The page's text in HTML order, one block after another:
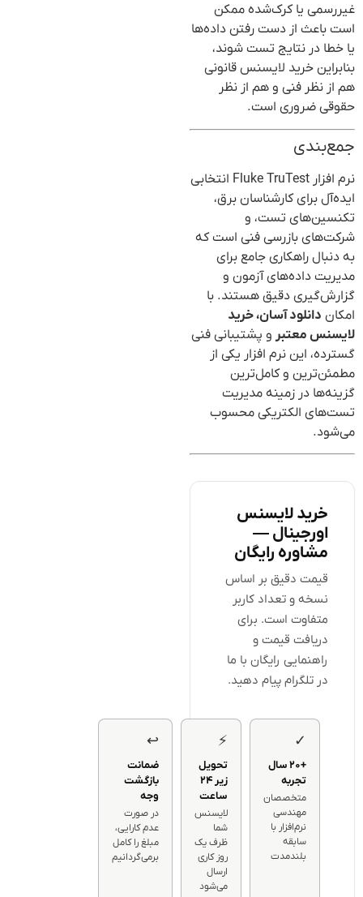
غیررسمی یا کرک‌شده ممکن
است باعث از دست رفتن داده‌ها
یا خطا در نتایج تست شوند،
بنابراین خرید لایسنس قانونی
هم از نظر فنی و هم از نظر
حقوقی ضروری است.
جمع‌بندی
نرم افزار Fluke TruTest انتخابی
ایده‌آل برای کارشناسان برق،
تکنسین‌های تست، و
شرکت‌های بازرسی فنی است که
به دنبال راهکاری جامع برای
مدیریت داده‌های آزمون و
گزارش‌گیری دقیق هستند. با
امکان دانلود آسان، خرید
لایسنس معتبر و پشتیبانی فنی
گسترده، این نرم افزار یکی از
مطمئن‌ترین و کامل‌ترین
گزینه‌ها در زمینه مدیریت
تست‌های الکتریکی محسوب
می‌شود.
خرید لایسنس
اورجینال —
مشاوره رایگان
قیمت دقیق بر اساس
نسخه و تعداد کاربر
متفاوت است. برای
دریافت قیمت و
راهنمایی رایگان با ما
در تلگرام پیام دهید.
✓
+۲۰ سال
تجربه
متخصصان
مهندسی
نرم‌افزار با
سابقه
بلندمدت
⚡
تحویل
زیر ۲۴
ساعت
لایسنس
شما
ظرف یک
روز کاری
ارسال
می‌شود
↩
ضمانت
بازگشت
وجه
در صورت
عدم کارایی،
مبلغ را کامل
برمی‌گردانیم